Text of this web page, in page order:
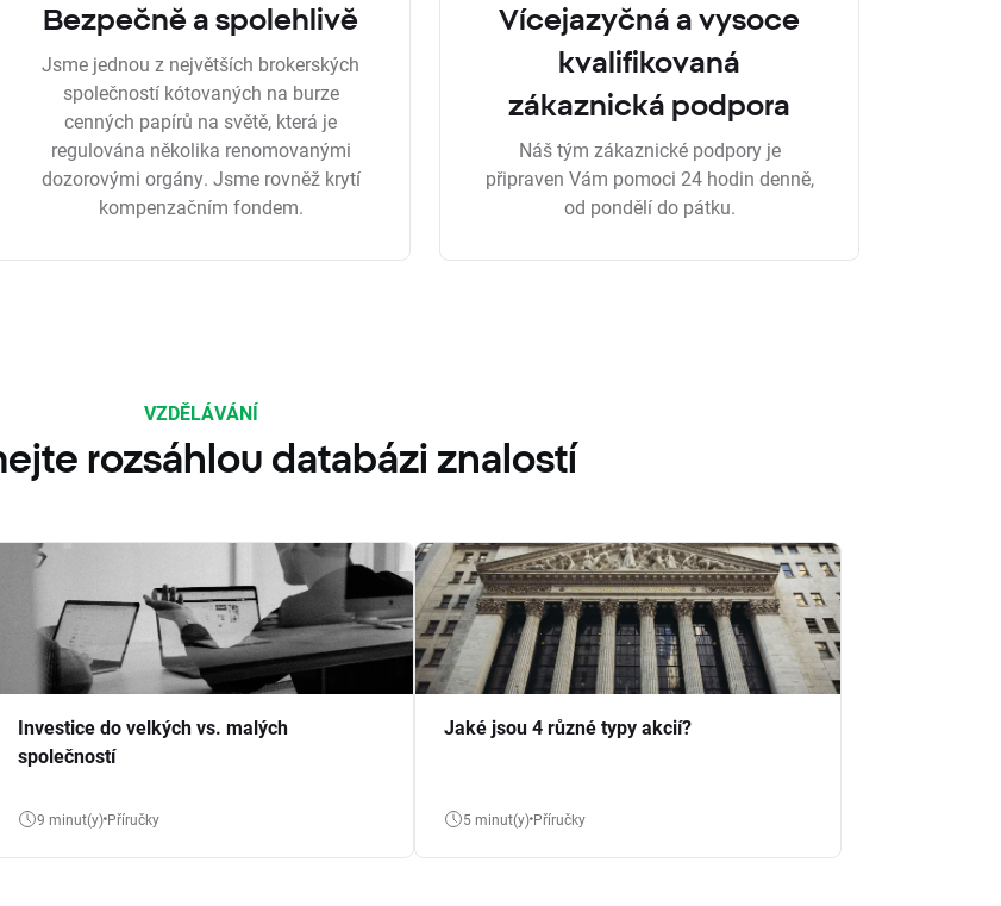
Bezpečně a spolehlivě
Jsme jednou z největších brokerských
společností kótovaných na burze
cenných papírů na světě, která je
regulována několika renomovanými
dozorovými orgány. Jsme rovněž krytí
kompenzačním fondem.
Vícejazyčná a vysoce
kvalifikovaná
zákaznická podpora
Náš tým zákaznické podpory je
připraven Vám pomoci 24 hodin denně,
od pondělí do pátku.
VZDĚLÁVÁNÍ
rozsáhlou databázi znalostí
Investice do velkých vs. malých
společností
9 minut(y) Příručky
Jaké jsou 4 různé typy akcií?
5 minut(y) Příručky